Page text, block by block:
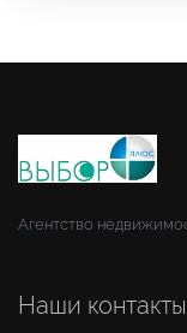
Агентство
Наши контакты